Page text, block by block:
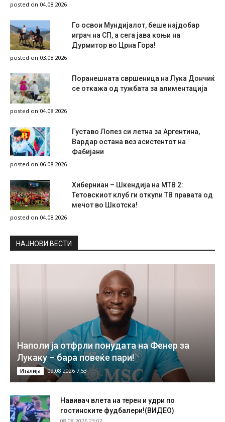
posted on 04.08.2026
Го освои Мундијалот, беше најдобар
играч на СП, а сега јава коњи на
Дурмитор во Црна Гора!
posted on 03.08.2026
Поранешната свршеница на Лука Дончиќ
се откажа од тужбата за алиментација
posted on 04.08.2026
Густаво Лопез си летна за Аргентина,
Вардар остана вез асистентот на
Фабијани
posted on 06.08.2026
Хиберниан – Шкендија на МТВ 2:
Тетовскиот клуб ги откупи ТВ правата од
мечот во Шкотска!
posted on 04.08.2026
НAЈНОВИ ВЕСТИ
Наполи ја отфрли понудата на Фенер за
Лукаку – бара повеќе пари!
Италија 09.08.2026 7:53
Навивач влета на терен и удри по
гостинските фудбалери!(ВИДЕО)